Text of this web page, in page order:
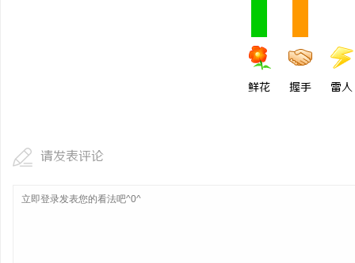
鲜花 握手 雷人
请发表评论